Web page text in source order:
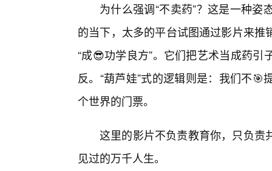
为什么强调“不卖药”？这是一种
的当下，太多的平台试图通过影片来
“成😎功学良方”。它们把艺术当成药
反。“葫芦娃”式的逻辑则是：我们不
个世界的门票。
这里的影片不负责教育你，只负责
见过的万千人生。